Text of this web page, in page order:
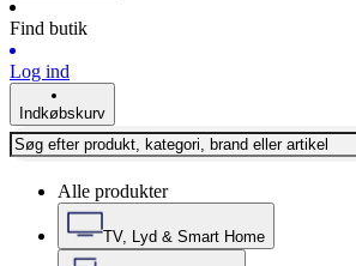
Find butik
Log ind
Indkøbskurv
Alle produkter
TV, Lyd & Smart Home